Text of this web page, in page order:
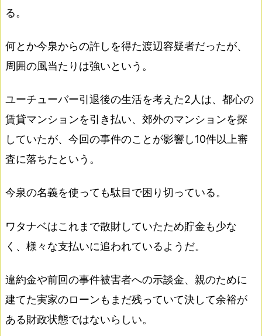
る。
何とか今泉からの許しを得た渡辺容疑者だったが、
周囲の風当たりは強いという。
ユーチューバー引退後の生活を考えた2人は、都心の
賃貸マンションを引き払い、郊外のマンションを探
していたが、今回の事件のことが影響し10件以上審
査に落ちたという。
今泉の名義を使っても駄目で困り切っている。
ワタナベはこれまで散財していたため貯金も少な
く、様々な支払いに追われているようだ。
違約金や前回の事件被害者への示談金、親のために
建てた実家のローンもまだ残っていて決して余裕が
ある財政状態ではないらしい。